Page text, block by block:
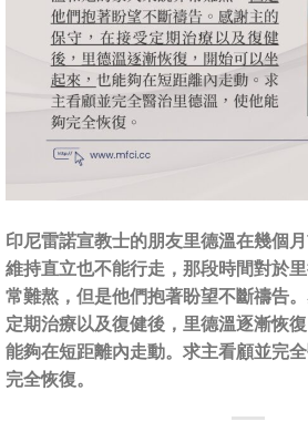
印尼雷諾宣教士的朋友里德溫在幾個
維持直立也不能行走，那段時間對於
常難熬，但是他們抱著盼望不斷禱告
定期治療以及復健後，里德溫逐漸恢
能夠在短距離內走動。求主看顧並完
完全恢復。